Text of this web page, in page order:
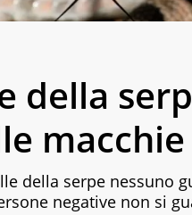
della
macchie
della serpe nessuno
negative non si